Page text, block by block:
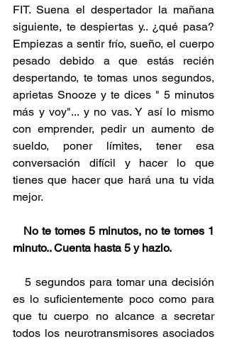
FIT. Suena el despertador la mañana
siguiente, te despiertas y.. ¿qué pasa?
Empiezas a sentir frío, sueño, el cuerpo
pesado debido a que estás recién
despertando, te tomas unos segundos,
aprietas Snooze y te dices " 5 minutos
más y voy"... y no vas. Y así lo mismo
con emprender, pedir un aumento de
sueldo, poner límites, tener esa
conversación difícil y hacer lo que
tienes que hacer que hará una tu vida
mejor.
minuto.. Cuenta hasta 5 y hazlo.
   5 segundos para tomar una decisión
es lo suficientemente poco como para
que tu cuerpo no alcance a secretar
todos los neurotransmisores asociados